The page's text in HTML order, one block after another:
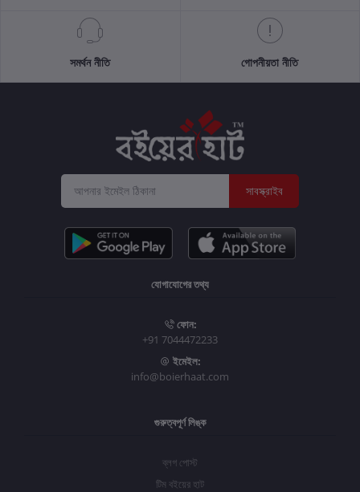
সমর্থন নীতি গোপনীয়তা নীতি
সাবস্ক্রাইব
যোগাযোগের তথ্য
ফোন:
+91 7044472233
ইমেইল:
info@boierhaat.com
গুরুত্বপূর্ণ লিঙ্ক
ব্লগ পোস্ট
টিম বইয়ের হাট